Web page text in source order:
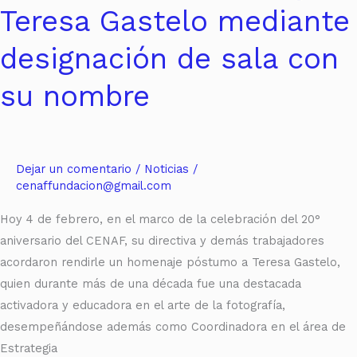
Teresa Gastelo mediante
designación de sala con
su nombre
Dejar un comentario / Noticias /
cenaffundacion@gmail.com
Hoy 4 de febrero, en el marco de la celebración del 20°
aniversario del CENAF, su directiva y demás trabajadores
acordaron rendirle un homenaje póstumo a Teresa Gastelo,
quien durante más de una década fue una destacada
activadora y educadora en el arte de la fotografía,
desempeñándose además como Coordinadora en el área de
Estrategia